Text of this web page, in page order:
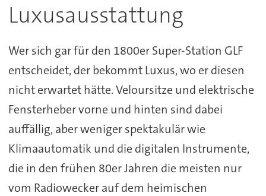
Luxusausstattung
Wer sich gar für den 1800er Super-Station GLF
entscheidet, der bekommt Luxus, wo er diesen
nicht erwartet hätte. Veloursitze und elektrische
Fensterheber vorne und hinten sind dabei
auffällig, aber weniger spektakulär wie
Klimaautomatik und die digitalen Instrumente,
die in den frühen 80er Jahren die meisten nur
vom Radiowecker auf dem heimischen